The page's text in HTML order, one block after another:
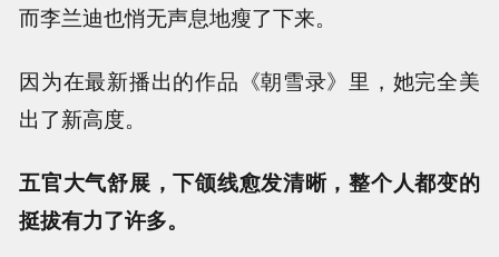
而李兰迪也悄无声息地瘦了下来。
因为在最新播出的作品《朝雪录》里，她完全美
出了新高度。
五官大气舒展，下颌线愈发清晰，整个人都变的
挺拔有力了许多。